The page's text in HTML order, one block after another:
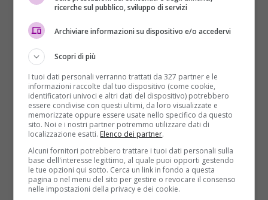
autoaddestramentoal fine di prepararsi a
compiere attività criminali e attentati da un lato
attraverso esercizi fisici e dall’altro esaminando video
dei fondamentalisti dell’Isis che spiegavano l’uso del
coltello, come si uccide con un coltello”.
È stato accertato anche che compivano simulazioni
per confezionate esplosivi fatti in casa. “Da parte di
tutti c’era unagrande adesione all’ideologia
dell’Isise ai recenti attentati – ha aggiunto d’Ippolito
– in particolare quello a Londra del 22 marzo scorso
che ha ricevuto grandi consensi e apprezzamenti”. I
quattro sono tutti cittadini originari del Kosovo e
residenti in Italia con un regolare permesso di
ricerche sul pubblico, sviluppo di servizi
Archiviare informazioni su dispositivo e/o accedervi
Scopri di più
I tuoi dati personali verranno trattati da 327 partner e le
informazioni raccolte dal tuo dispositivo (come cookie,
identificatori univoci e altri dati del dispositivo) potrebbero
essere condivise con questi ultimi, da loro visualizzate e
memorizzate oppure essere usate nello specifico da questo
sito. Noi e i nostri partner potremmo utilizzare dati di
localizzazione esatti. Elenco dei partner.
Alcuni fornitori potrebbero trattare i tuoi dati personali sulla
base dell'interesse legittimo, al quale puoi opporti gestendo
le tue opzioni qui sotto. Cerca un link in fondo a questa
pagina o nel menu del sito per gestire o revocare il consenso
nelle impostazioni della privacy e dei cookie.